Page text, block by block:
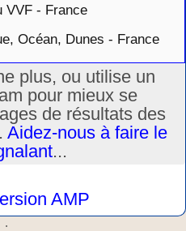
VVF - France
Océan, Dunes - France
plus, ou utilise un
pour mieux se
de résultats des
Aidez-nous à faire le
...
AMP
.